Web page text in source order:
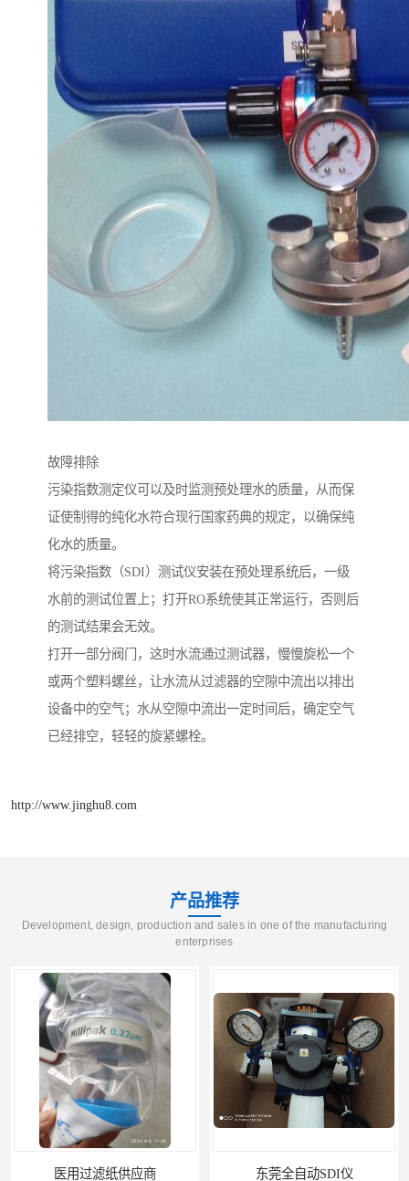
故障排除
污染指数测定仪可以及时监测预处理水的质量，从而保
证使制得的纯化水符合现行国家药典的规定，以确保纯
化水的质量。
将污染指数（SDI）测试仪安装在预处理系统后，一级
水前的测试位置上；打开RO系统使其正常运行，否则后
的测试结果会无效。
打开一部分阀门，这时水流通过测试器，慢慢旋松一个
或两个塑料螺丝，让水流从过滤器的空隙中流出以排出
设备中的空气；水从空隙中流出一定时间后，确定空气
已经排空，轻轻的旋紧螺栓。
http://www.jinghu8.com
产品推荐
Development, design, production and sales in one of the manufacturing
enterprises
医用过滤纸供应商 东莞全自动SDI仪